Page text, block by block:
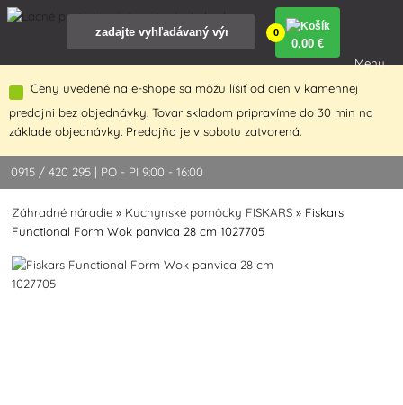
Ceny uvedené na e-shope sa môžu líšiť od cien v kamennej
predajni bez objednávky. Tovar skladom pripravíme do 30 min na
základe objednávky. Predajňa je v sobotu zatvorená.
0915 / 420 295 | PO - PI 9:00 - 16:00
0
0,00 €
Menu
Záhradné náradie » Kuchynské pomôcky FISKARS » Fiskars
Functional Form Wok panvica 28 cm 1027705